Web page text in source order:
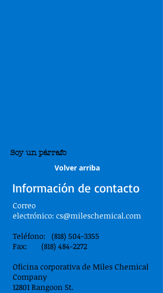
Soy un párrafo
Volver arriba
Información de contacto
Correo
electrónico: cs@mileschemical.com
Teléfono: (818) 504-3355
Fax: (818) 484-2272
Oficina corporativa de Miles Chemical
Company
12801 Rangoon St.